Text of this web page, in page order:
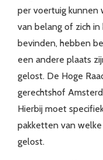
per voertuig kunnen
van belang of zich
bevinden, hebben
een andere plaats
gelost. De Hoge
gerechtshof
Hierbij moet
pakketten van
gelost.